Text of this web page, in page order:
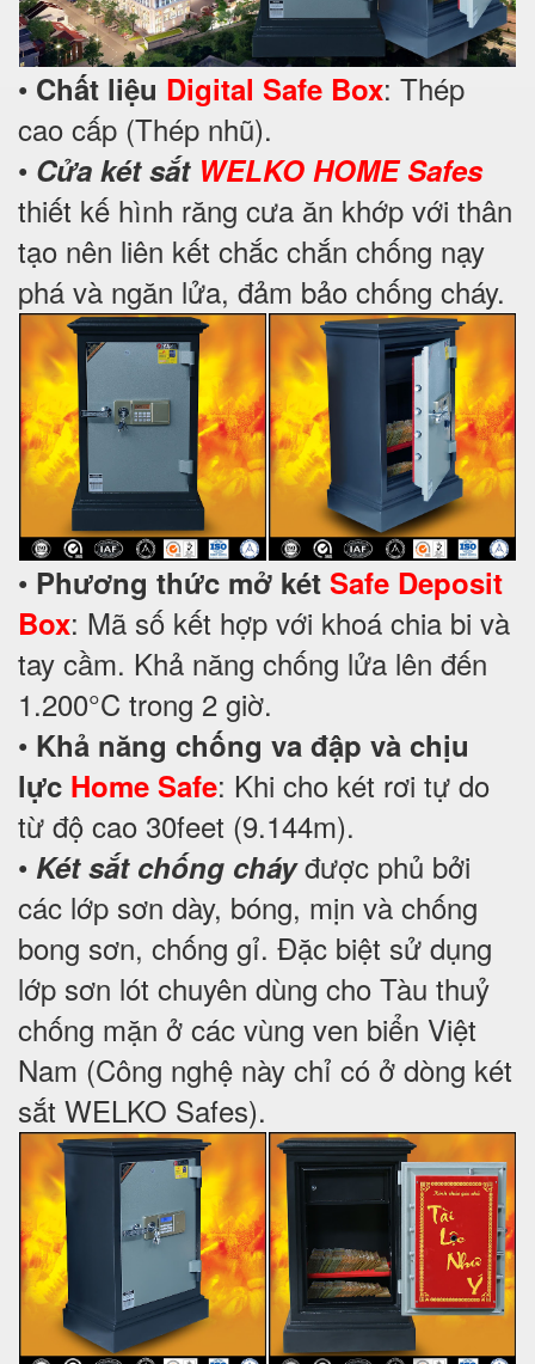
• Chất liệu Digital Safe Box: Thép
cao cấp (Thép nhũ).
• Cửa két sắt WELKO HOME Safes
thiết kế hình răng cưa ăn khớp với thân
tạo nên liên kết chắc chắn chống nạy
phá và ngăn lửa, đảm bảo chống cháy.
• Phương thức mở két Safe Deposit
Box: Mã số kết hợp với khoá chia bi và
tay cầm. Khả năng chống lửa lên đến
1.200°C trong 2 giờ.
• Khả năng chống va đập và chịu
lực Home Safe: Khi cho két rơi tự do
từ độ cao 30feet (9.144m).
• Két sắt chống cháyđược phủ bởi
các lớp sơn dày, bóng, mịn và chống
bong sơn, chống gỉ. Đặc biệt sử dụng
lớp sơn lót chuyên dùng cho Tàu thuỷ
chống mặn ở các vùng ven biển Việt
Nam (Công nghệ này chỉ có ở dòng két
sắt WELKO Safes).